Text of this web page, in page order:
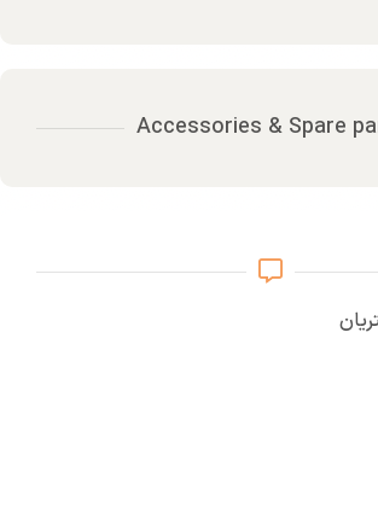
Accessories & Spare